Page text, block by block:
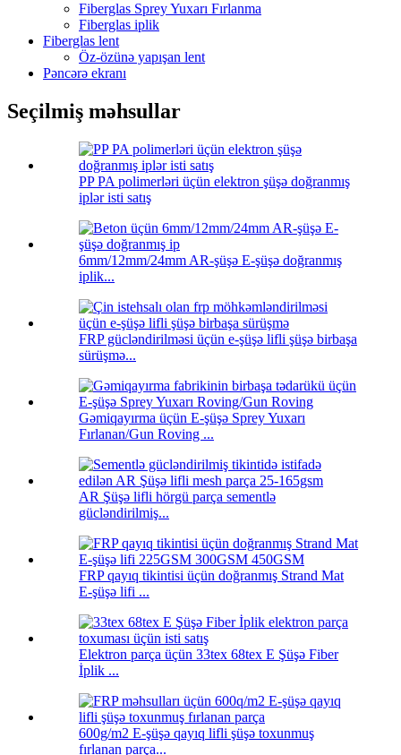
Fiberglas Sprey Yuxarı Fırlanma
Fiberglas iplik
Fiberglas lent
Öz-özünə yapışan lent
Pəncərə ekranı
Seçilmiş məhsullar
PP PA polimerləri üçün elektron şüşə doğranmış
iplər isti satış
6mm/12mm/24mm AR-şüşə E-şüşə doğranmış
iplik...
FRP gücləndirilməsi üçün e-şüşə lifli şüşə birbaşa
sürüşmə...
Gəmiqayırma üçün E-şüşə Sprey Yuxarı
Fırlanan/Gun Roving ...
AR Şüşə lifli hörgü parça sementlə
gücləndirilmiş...
FRP qayıq tikintisi üçün doğranmış Strand Mat
E-şüşə lifi ...
Elektron parça üçün 33tex 68tex E Şüşə Fiber
İplik ...
600g/m2 E-şüşə qayıq lifli şüşə toxunmuş
fırlanan parça...